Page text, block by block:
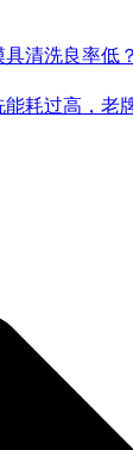
具清洗良率低
能耗过高，老